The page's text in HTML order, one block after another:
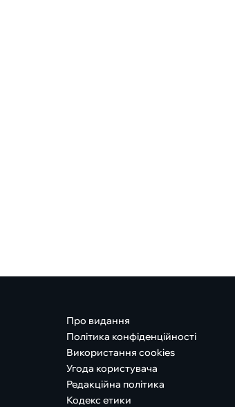
Про видання
Політика конфіденційності
Використання cookies
Угода користувача
Редакційна політика
Кодекс етики